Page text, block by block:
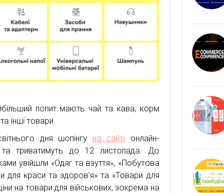
попит мають чай та кава, корм
інші товари.
дня шопінгу на сайті онлайн-
триватимуть до 12 листопада. До
увійшли «Одяг та взуття», «Побутова
для краси та здоров’я» та «Товари для
на товари для військових, зокрема на